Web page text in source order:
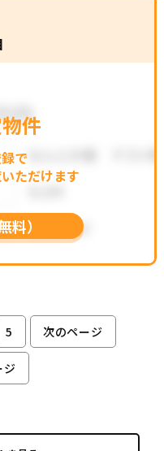
件
で
ただけます
料）
5 次のページ
ジ